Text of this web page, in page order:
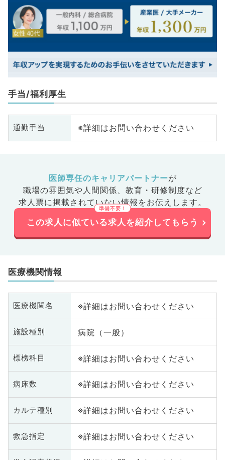
手当/福利厚生
通勤手当 ※詳細はお問い合わせください
医師専任のキャリアパートナーが
職場の雰囲気や人間関係、 教育・研修制度など
求人票に掲載されていない情報をお伝えします。
この求人に似ている求人を紹介してもらう
医療機関情報
医療機関名 ※詳細はお問い合わせください
施設種別 病院（一般）
標榜科目 ※詳細はお問い合わせください
病床数 ※詳細はお問い合わせください
カルテ種別 ※詳細はお問い合わせください
救急指定 ※詳細はお問い合わせください